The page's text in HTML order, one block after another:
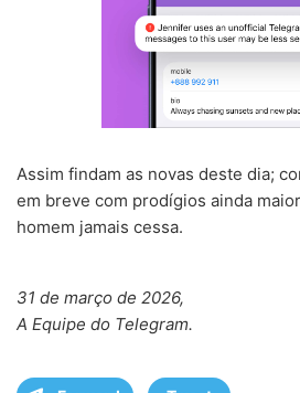
Assim findam as novas deste dia;
em breve com prodígios ainda
homem jamais cessa.
31 de março de 2026,
A Equipe do Telegram.